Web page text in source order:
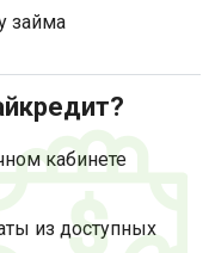
займа
кабинете
из доступных